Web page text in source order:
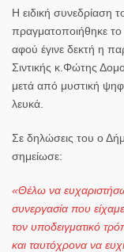
Η ειδική συνεδρίαση
πραγματοποιήθηκε
αφού έγινε δεκτή η
Σιντικής κ.Φώτης
μετά από μυστική
λευκά.
Σε δηλώσεις του ο
σημείωσε:
«Θέλω να
συνεργασία που
τον υποδειγματικό
και ταυτόχρονα να